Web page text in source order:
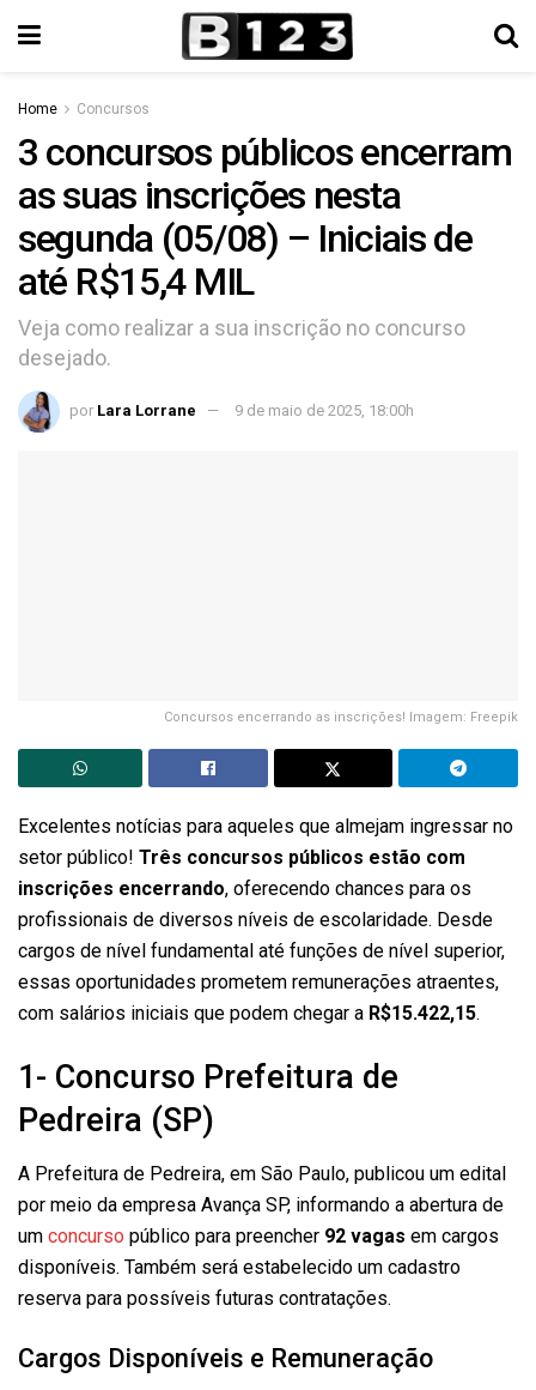
Home Concursos
3 concursos públicos encerram
as suas inscrições nesta
segunda (05/08) – Iniciais de
até R$15,4 MIL
Veja como realizar a sua inscrição no concurso
desejado.
por Lara Lorrane 9 de maio de 2025, 18:00h
Concursos encerrando as inscrições! Imagem: Freepik
Excelentes notícias para aqueles que almejam ingressar no
setor público! Três concursos públicos estão com
inscrições encerrando, oferecendo chances para os
profissionais de diversos níveis de escolaridade. Desde
cargos de nível fundamental até funções de nível superior,
essas oportunidades prometem remunerações atraentes,
com salários iniciais que podem chegar a R$15.422,15.
1- Concurso Prefeitura de
Pedreira (SP)
A Prefeitura de Pedreira, em São Paulo, publicou um edital
por meio da empresa Avança SP, informando a abertura de
um concurso público para preencher 92 vagas em cargos
disponíveis. Também será estabelecido um cadastro
reserva para possíveis futuras contratações.
Cargos Disponíveis e Remuneração